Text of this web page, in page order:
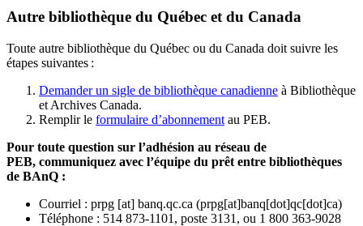
Autre bibliothèque du Québec et du Canada
Toute autre bibliothèque du Québec ou du Canada doit suivre les
étapes suivantes :
Demander un sigle de bibliothèque canadienne à Bibliothèque
et Archives Canada.
Remplir le formulaire d’abonnement au PEB.
Pour toute question sur l’adhésion au réseau de
PEB, communiquez avec l’équipe du prêt entre bibliothèques
de BAnQ :
Courriel : prpg [at] banq.qc.ca (prpg[at]banq[dot]qc[dot]ca)
Téléphone : 514 873-1101, poste 3131, ou 1 800 363-9028